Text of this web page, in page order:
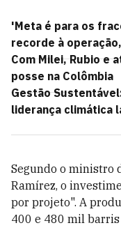
'Meta é para os
recorde à
Com Milei, Rubio e
posse na Colômbia
Gestão
liderança climática
Segundo o ministro
Ramírez, o
por projeto". A
400 e 480 mil barris